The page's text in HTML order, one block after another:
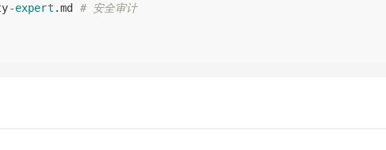
-expert .md # 安全审计